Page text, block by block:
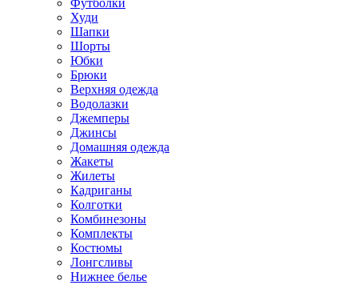
Худи
Шапки
Шорты
Юбки
Брюки
Верхняя одежда
Водолазки
Джемперы
Джинсы
Домашняя одежда
Жакеты
Жилеты
Кадриганы
Колготки
Комбинезоны
Комплекты
Костюмы
Лонгсливы
Нижнее белье